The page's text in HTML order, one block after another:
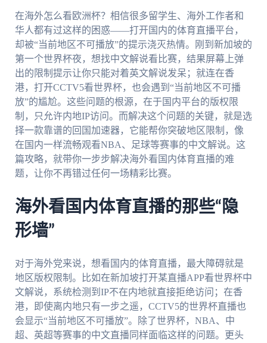
在海外怎么看欧洲杯？相信很多留学生、海外工作者和
华人都有过这样的困惑——打开国内的体育直播平台，
却被“当前地区不可播放”的提示浇灭热情。刚到新加坡的
第一个世界杯夜，想找中文解说看比赛，结果屏幕上弹
出的限制提示让你只能对着英文解说发呆；就连在香
港，打开CCTV5看世界杯，也会遇到“当前地区不可播
放”的尴尬。这些问题的根源，在于国内平台的版权限
制，只允许内地IP访问。而解决这个问题的关键，就是选
择一款靠谱的回国加速器，它能帮你突破地区限制，像
在国内一样流畅观看NBA、足球等赛事的中文解说。这
篇攻略，就带你一步步解决海外看国内体育直播的难
题，让你不再错过任何一场精彩比赛。
海外看国内体育直播的那些“隐
形墙”
对于海外党来说，想看国内的体育直播，最大障碍就是
地区版权限制。比如在新加坡打开某直播APP看世界杯中
文解说，系统检测到IP不在内地就直接拒绝访问；在香
港，即使离内地只有一步之遥，CCTV5的世界杯直播也
会显示“当前地区不可播放”。除了世界杯，NBA、中
超、英超等赛事的中文直播同样面临这样的问题。更头